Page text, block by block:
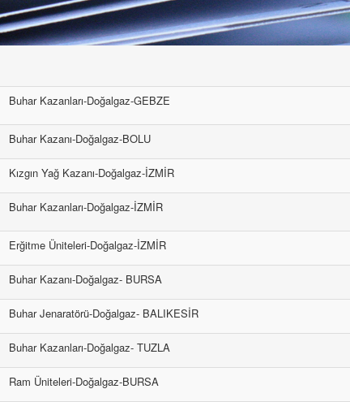
Buhar Kazanları-Doğalgaz-GEBZE
Buhar Kazanı-Doğalgaz-BOLU
Kızgın Yağ Kazanı-Doğalgaz-İZMİR
Buhar Kazanları-Doğalgaz-İZMİR
Erğitme Üniteleri-Doğalgaz-İZMİR
Buhar Kazanı-Doğalgaz- BURSA
Buhar Jenaratörü-Doğalgaz- BALIKESİR
Buhar Kazanları-Doğalgaz- TUZLA
Ram Üniteleri-Doğalgaz-BURSA